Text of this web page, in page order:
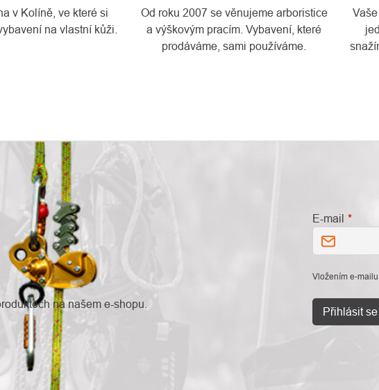
v Kolíně, ve které si
na vlastní kůži.
Od roku 2007 se věnujeme arboristice
a výškovým pracím. Vybavení, které
prodáváme, sami používáme.
na našem e-shopu.
E-mail
Vložením e-
Přihlásit se